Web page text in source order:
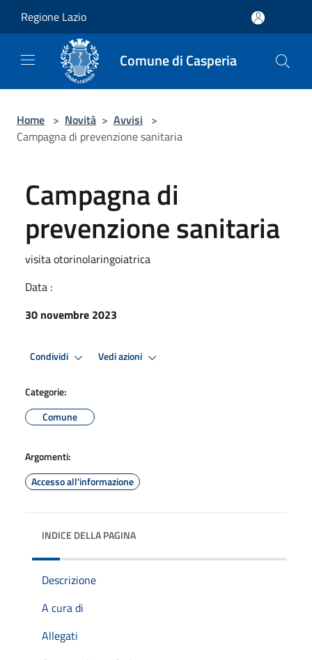
Regione Lazio
Comune di Casperia
Home > Novità > Avvisi >
Campagna di prevenzione sanitaria
Campagna di
prevenzione sanitaria
visita otorinolaringoiatrica
Data :
30 novembre 2023
Condividi Vedi azioni
Categorie:
Comune
Argomenti:
Accesso all'informazione
INDICE DELLA PAGINA
Descrizione
A cura di
Allegati